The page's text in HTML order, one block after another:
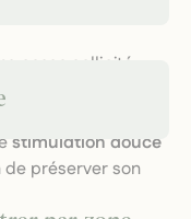
cesse sollicité.
saisonniers
défenses
stimulation douce
de préserver son